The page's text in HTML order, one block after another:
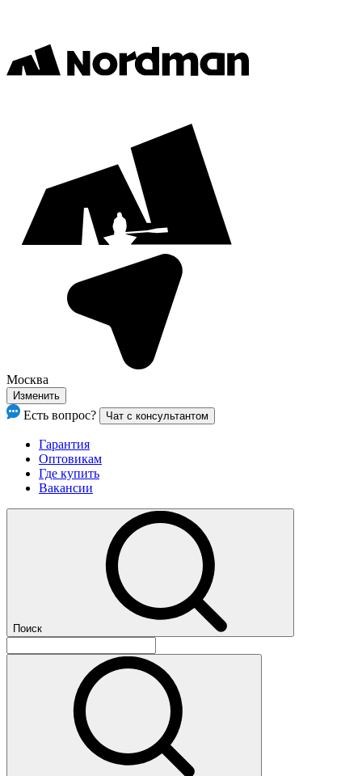
Москва
Изменить
Есть вопрос? Чат с консультантом
Гарантия
Оптовикам
Где купить
Вакансии
Поиск